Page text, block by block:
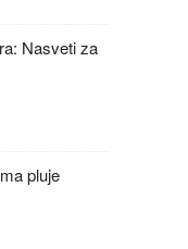
Nasveti za
pluje